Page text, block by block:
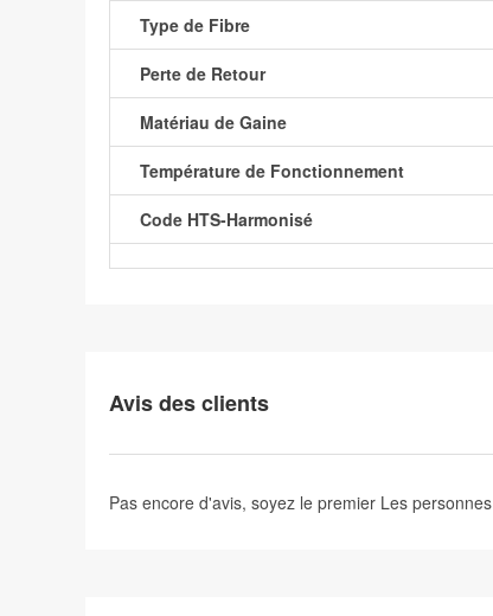
Type de Fibre
Perte de Retour
Matériau de Gaine
Température de Fonctionnement
Code HTS-Harmonisé
Avis des clients
Pas encore d'avis, soyez le premier Les